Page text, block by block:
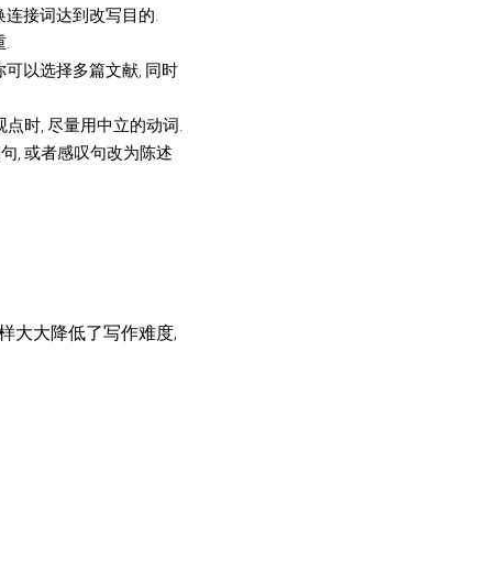
连接词达到改写目的.
.
以选择多篇文献, 同时
时, 尽量用中立的动词.
, 或者感叹句改为陈述
大大降低了写作难度,